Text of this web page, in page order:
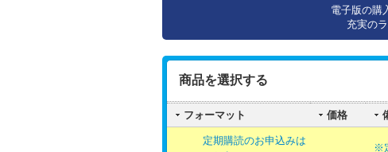
電子版の購
充実の
商品を選択する
フォーマット 価格
定期購読のお申込みは
※